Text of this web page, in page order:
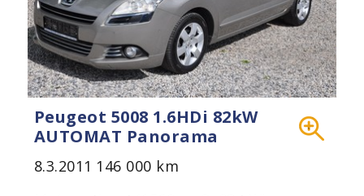
Peugeot 5008 1.6HDi 82kW
AUTOMAT Panorama
8.3.2011 146 000 km